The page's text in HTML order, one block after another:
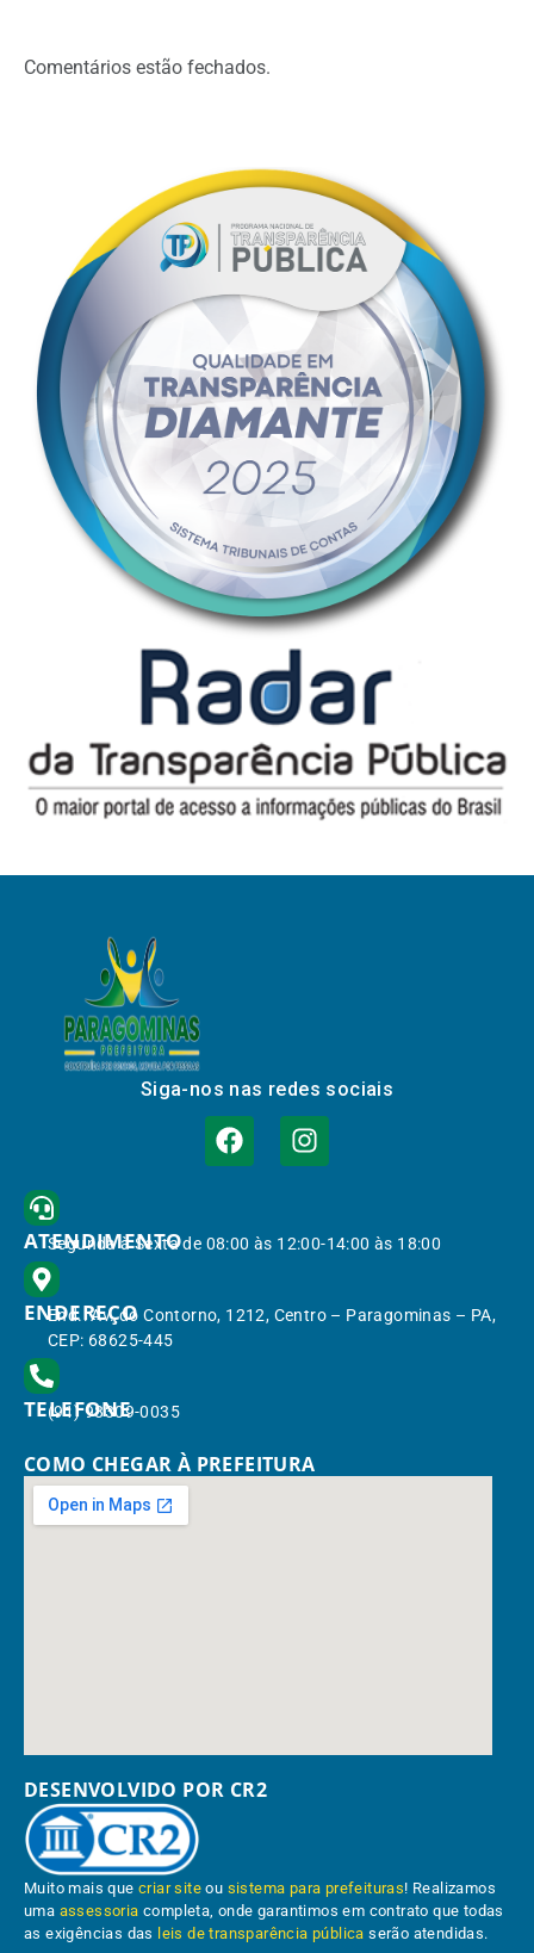
Comentários estão fechados.
Siga-nos nas redes sociais
ATENDIMENTO
Segunda à Sexta de 08:00 às 12:00-14:00 às 18:00
ENDEREÇO
End.: Av. do Contorno, 1212, Centro – Paragominas – PA,
CEP: 68625-445
TELEFONE
(91) 98309-0035
COMO CHEGAR À PREFEITURA
DESENVOLVIDO POR CR2
Muito mais quecriar site ou sistema para prefeituras! Realizamos
uma assessoria completa, onde garantimos em contrato que todas
as exigências das leis de transparência pública serão atendidas.